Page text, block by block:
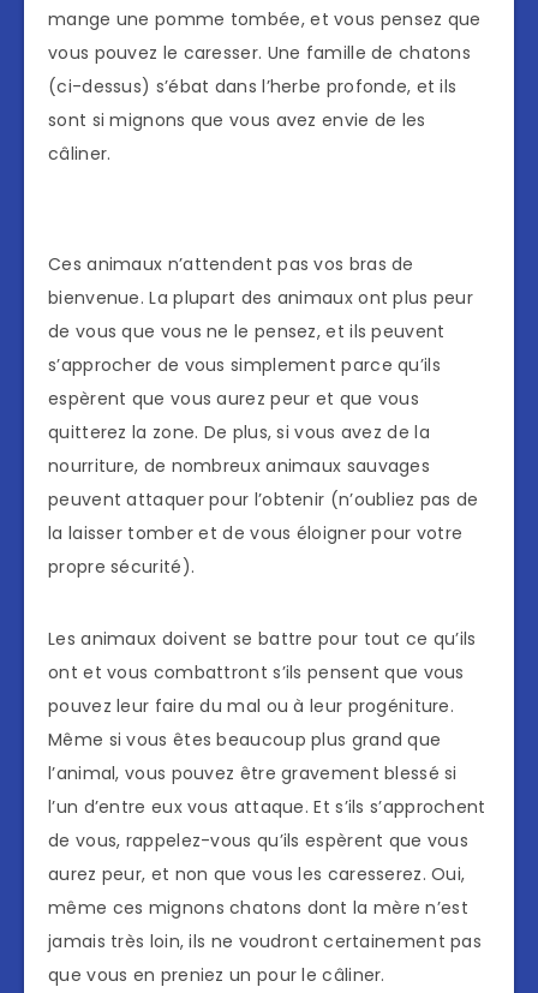
mange une pomme tombée, et vous pensez que
vous pouvez le caresser. Une famille de chatons
(ci-dessus) s’ébat dans l’herbe profonde, et ils
sont si mignons que vous avez envie de les
câliner.
Ces animaux n’attendent pas vos bras de
bienvenue. La plupart des animaux ont plus peur
de vous que vous ne le pensez, et ils peuvent
s’approcher de vous simplement parce qu’ils
espèrent que vous aurez peur et que vous
quitterez la zone. De plus, si vous avez de la
nourriture, de nombreux animaux sauvages
peuvent attaquer pour l’obtenir (n’oubliez pas de
la laisser tomber et de vous éloigner pour votre
propre sécurité).
Les animaux doivent se battre pour tout ce qu’ils
ont et vous combattront s’ils pensent que vous
pouvez leur faire du mal ou à leur progéniture.
Même si vous êtes beaucoup plus grand que
l’animal, vous pouvez être gravement blessé si
l’un d’entre eux vous attaque. Et s’ils s’approchent
de vous, rappelez-vous qu’ils espèrent que vous
aurez peur, et non que vous les caresserez. Oui,
même ces mignons chatons dont la mère n’est
jamais très loin, ils ne voudront certainement pas
que vous en preniez un pour le câliner.